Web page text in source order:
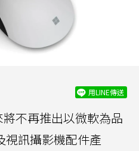
用LINE傳送
將不再推出以微軟為品
視訊攝影機配件產